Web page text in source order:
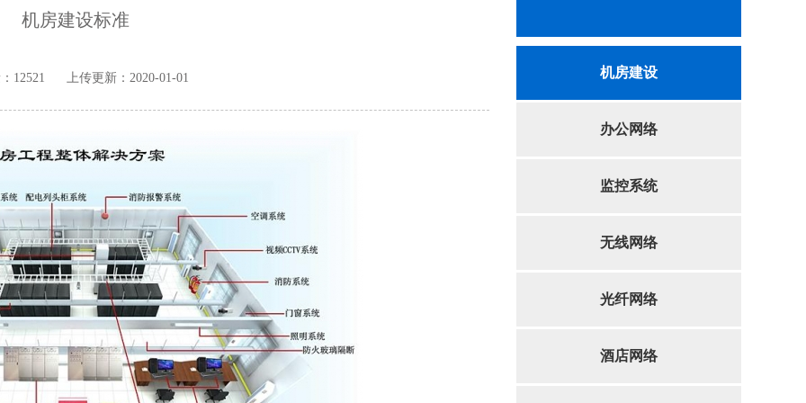
机房建设
办公网络
监控系统
无线网络
光纤网络
酒店网络
机房建设标准
12521 上传更新：2020-01-01